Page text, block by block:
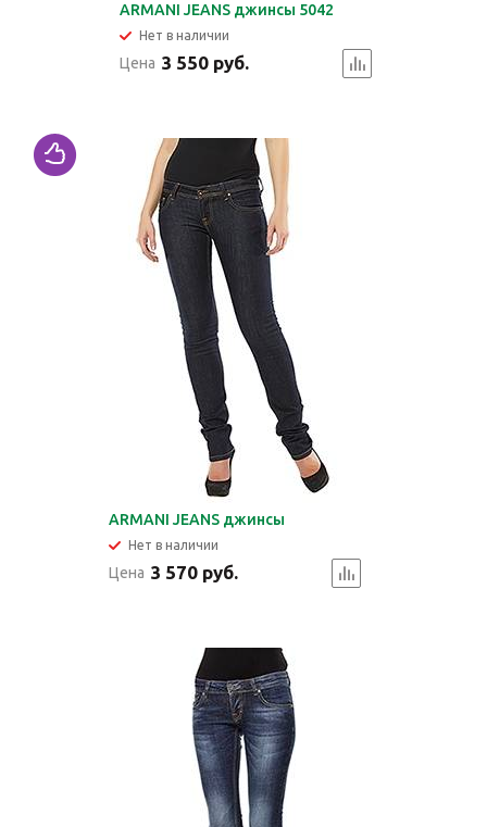
ARMANI JEANS джинсы 5042
Нет в наличии
Цена 3 550 руб.
ARMANI JEANS джинсы
Нет в наличии
Цена 3 570 руб.